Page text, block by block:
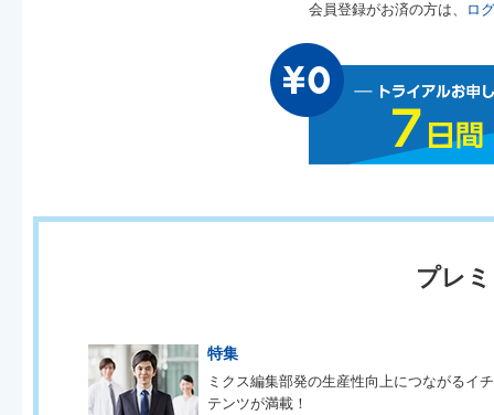
会員登録がお済の方は、
ロ
プレ
特集
ミクス編集部発の生産性向上につながるイ
テンツが満載！